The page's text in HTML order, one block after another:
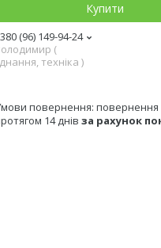
Купити
(96) 149-94-24
(
техніка )
повернення
14 днів за рахунок